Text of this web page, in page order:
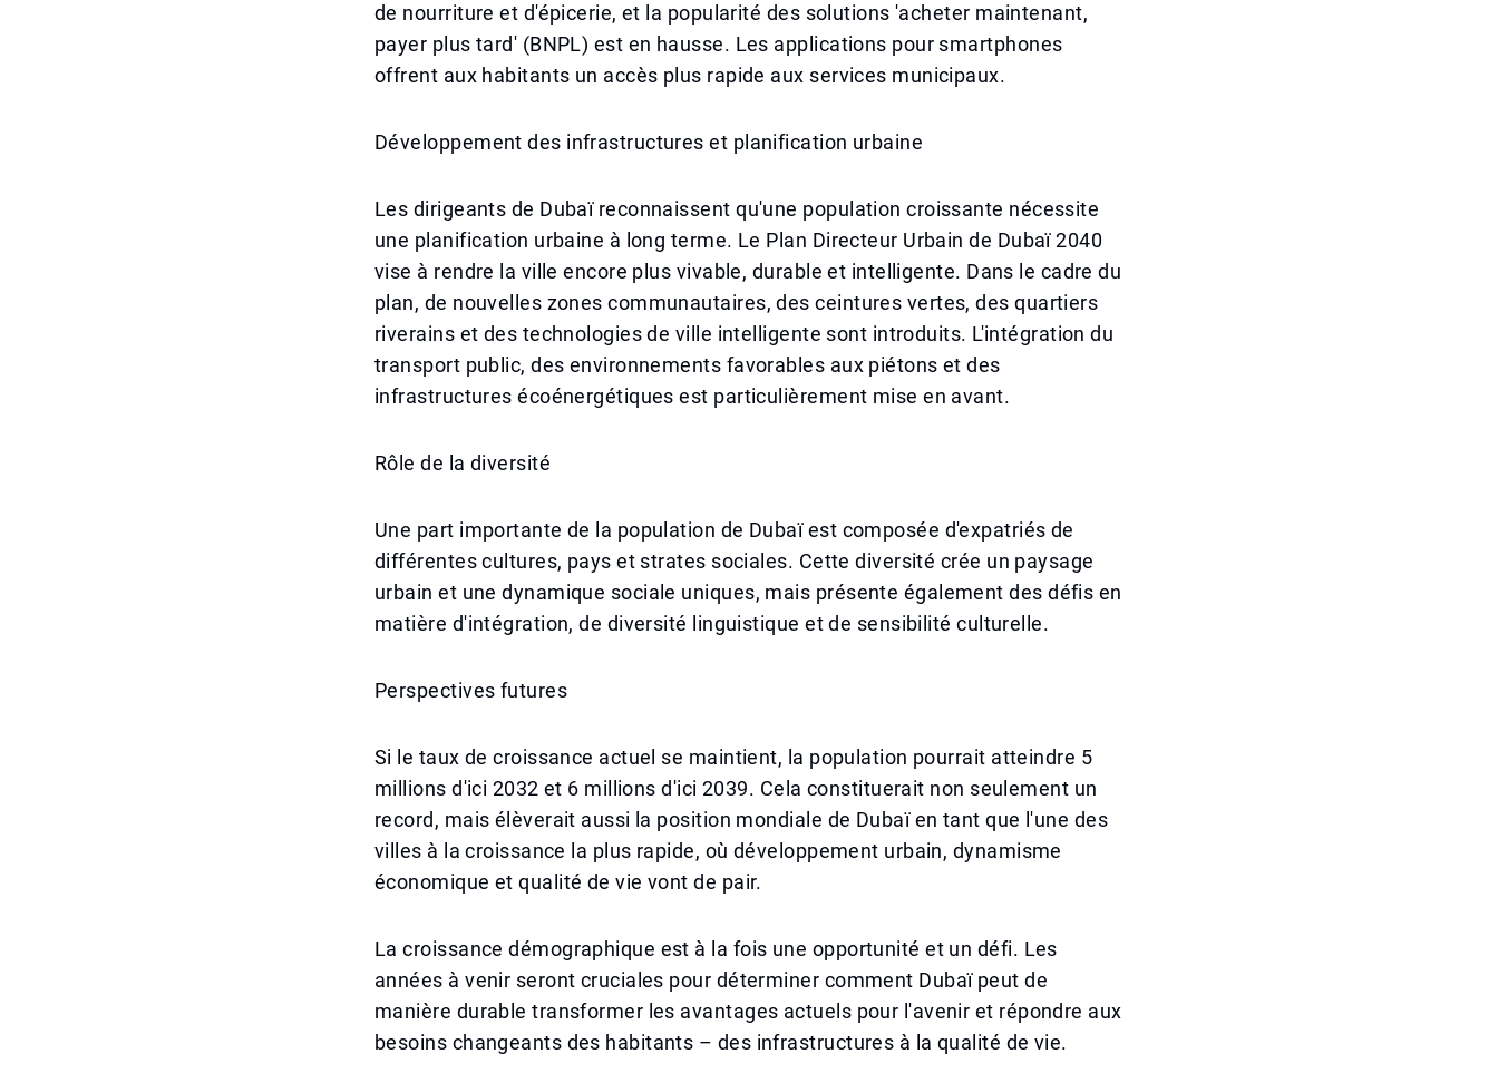
de nourriture et d'épicerie, et la popularité des solutions 'acheter maintenant,
payer plus tard' (BNPL) est en hausse. Les applications pour smartphones
offrent aux habitants un accès plus rapide aux services municipaux.
Développement des infrastructures et planification urbaine
Les dirigeants de Dubaï reconnaissent qu'une population croissante nécessite
une planification urbaine à long terme. Le Plan Directeur Urbain de Dubaï 2040
vise à rendre la ville encore plus vivable, durable et intelligente. Dans le cadre du
plan, de nouvelles zones communautaires, des ceintures vertes, des quartiers
riverains et des technologies de ville intelligente sont introduits. L'intégration du
transport public, des environnements favorables aux piétons et des
infrastructures écoénergétiques est particulièrement mise en avant.
Rôle de la diversité
Une part importante de la population de Dubaï est composée d'expatriés de
différentes cultures, pays et strates sociales. Cette diversité crée un paysage
urbain et une dynamique sociale uniques, mais présente également des défis en
matière d'intégration, de diversité linguistique et de sensibilité culturelle.
Perspectives futures
Si le taux de croissance actuel se maintient, la population pourrait atteindre 5
millions d'ici 2032 et 6 millions d'ici 2039. Cela constituerait non seulement un
record, mais élèverait aussi la position mondiale de Dubaï en tant que l'une des
villes à la croissance la plus rapide, où développement urbain, dynamisme
économique et qualité de vie vont de pair.
La croissance démographique est à la fois une opportunité et un défi. Les
années à venir seront cruciales pour déterminer comment Dubaï peut de
manière durable transformer les avantages actuels pour l'avenir et répondre aux
besoins changeants des habitants – des infrastructures à la qualité de vie.